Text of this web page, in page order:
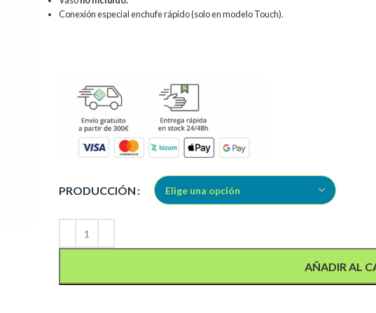
Conexión especial enchufe rápido (solo en modelo Touch).
PRODUCCIÓN
AÑADIR AL